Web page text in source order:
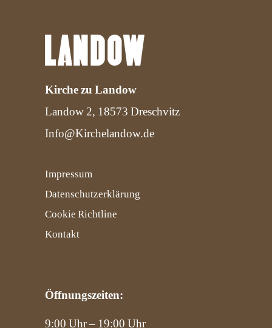
Kirche zu Landow
Landow 2, 18573 Dreschvitz
Info@Kirchelandow.de
Impressum
Datenschutzerklärung
Cookie Richtline
Kontakt
Öffnungszeiten:
9:00 Uhr – 19:00 Uhr